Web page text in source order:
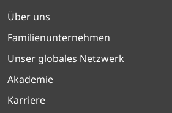
Über uns
Familienunternehmen
Unser globales Netzwerk
Akademie
Karriere